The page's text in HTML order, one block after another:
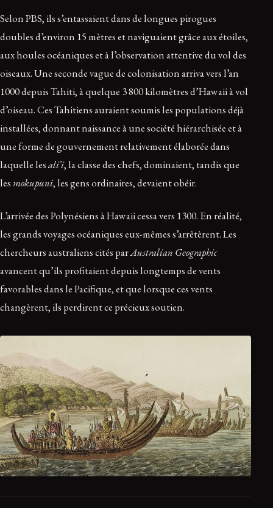
Selon PBS, ils s’entassaient dans de longues pirogues
doubles d’environ 15 mètres et naviguaient grâce aux étoiles,
aux houles océaniques et à l’observation attentive du vol des
oiseaux. Une seconde vague de colonisation arriva vers l’an
1000 depuis Tahiti, à quelque 3 800 kilomètres d’Hawaii à vol
d’oiseau. Ces Tahitiens auraient soumis les populations déjà
installées, donnant naissance à une société hiérarchisée et à
une forme de gouvernement relativement élaborée dans
laquelle lesali’i, la classe des chefs, dominaient, tandis que
les mokupuni, les gens ordinaires, devaient obéir.
L’arrivée des Polynésiens à Hawaii cessa vers 1300. En réalité,
les grands voyages océaniques eux-mêmes s’arrêtèrent. Les
chercheurs australiens cités parAustralian Geographic
avancent qu’ils profitaient depuis longtemps de vents
favorables dans le Pacifique, et que lorsque ces vents
changèrent, ils perdirent ce précieux soutien.